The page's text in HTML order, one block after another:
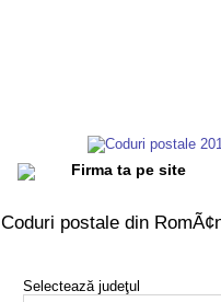
Firma ta pe site
Coduri postale din
Selectează judeţul